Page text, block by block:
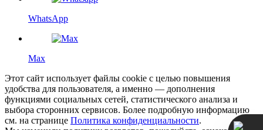
WhatsApp
Max
Этот сайт использует файлы cookie с целью повышения
удобства для пользователя, а именно — дополнения
функциями социальных сетей, статистического анализа и
выбора сторонних сервисов. Более подробную информацию
см. на странице Политика конфиденциальности.